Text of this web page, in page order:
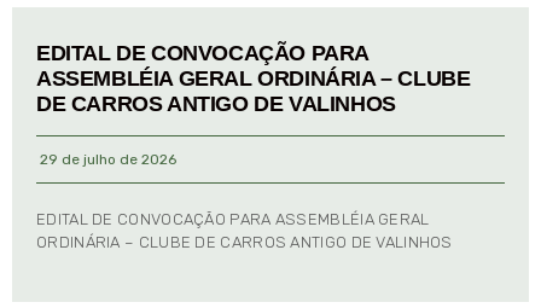
EDITAL DE CONVOCAÇÃO PARA
ASSEMBLÉIA GERAL ORDINÁRIA – CLUBE
DE CARROS ANTIGO DE VALINHOS
29 de julho de 2026
EDITAL DE CONVOCAÇÃO PARA ASSEMBLÉIA GERAL
ORDINÁRIA – CLUBE DE CARROS ANTIGO DE VALINHOS